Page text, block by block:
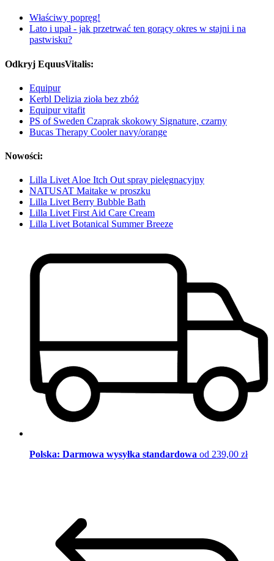
Właściwy popręg!
Lato i upał - jak przetrwać ten gorący okres w stajni i na
pastwisku?
Odkryj EquusVitalis:
Equipur
Kerbl Delizia zioła bez zbóż
Equipur vitafit
PS of Sweden Czaprak skokowy Signature, czarny
Bucas Therapy Cooler navy/orange
Nowości:
Lilla Livet Aloe Itch Out spray pielęgnacyjny
NATUSAT Maitake w proszku
Lilla Livet Berry Bubble Bath
Lilla Livet First Aid Care Cream
Lilla Livet Botanical Summer Breeze
Polska: Darmowa wysyłka standardowa od 239,00 zł